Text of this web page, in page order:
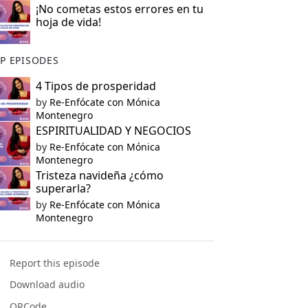
¡No cometas estos errores en tu
hoja de vida!
EPISODES
4 Tipos de prosperidad
by Re-Enfócate con Mónica
Montenegro
ESPIRITUALIDAD Y NEGOCIOS
by Re-Enfócate con Mónica
Montenegro
Tristeza navideña ¿cómo
superarla?
by Re-Enfócate con Mónica
Montenegro
Report this episode
Download audio